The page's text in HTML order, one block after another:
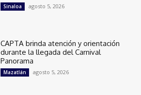
Sinaloa agosto 5, 2026
CAPTA brinda atención y orientación
durante la llegada del Carnival
Panorama
Mazatlán agosto 5, 2026